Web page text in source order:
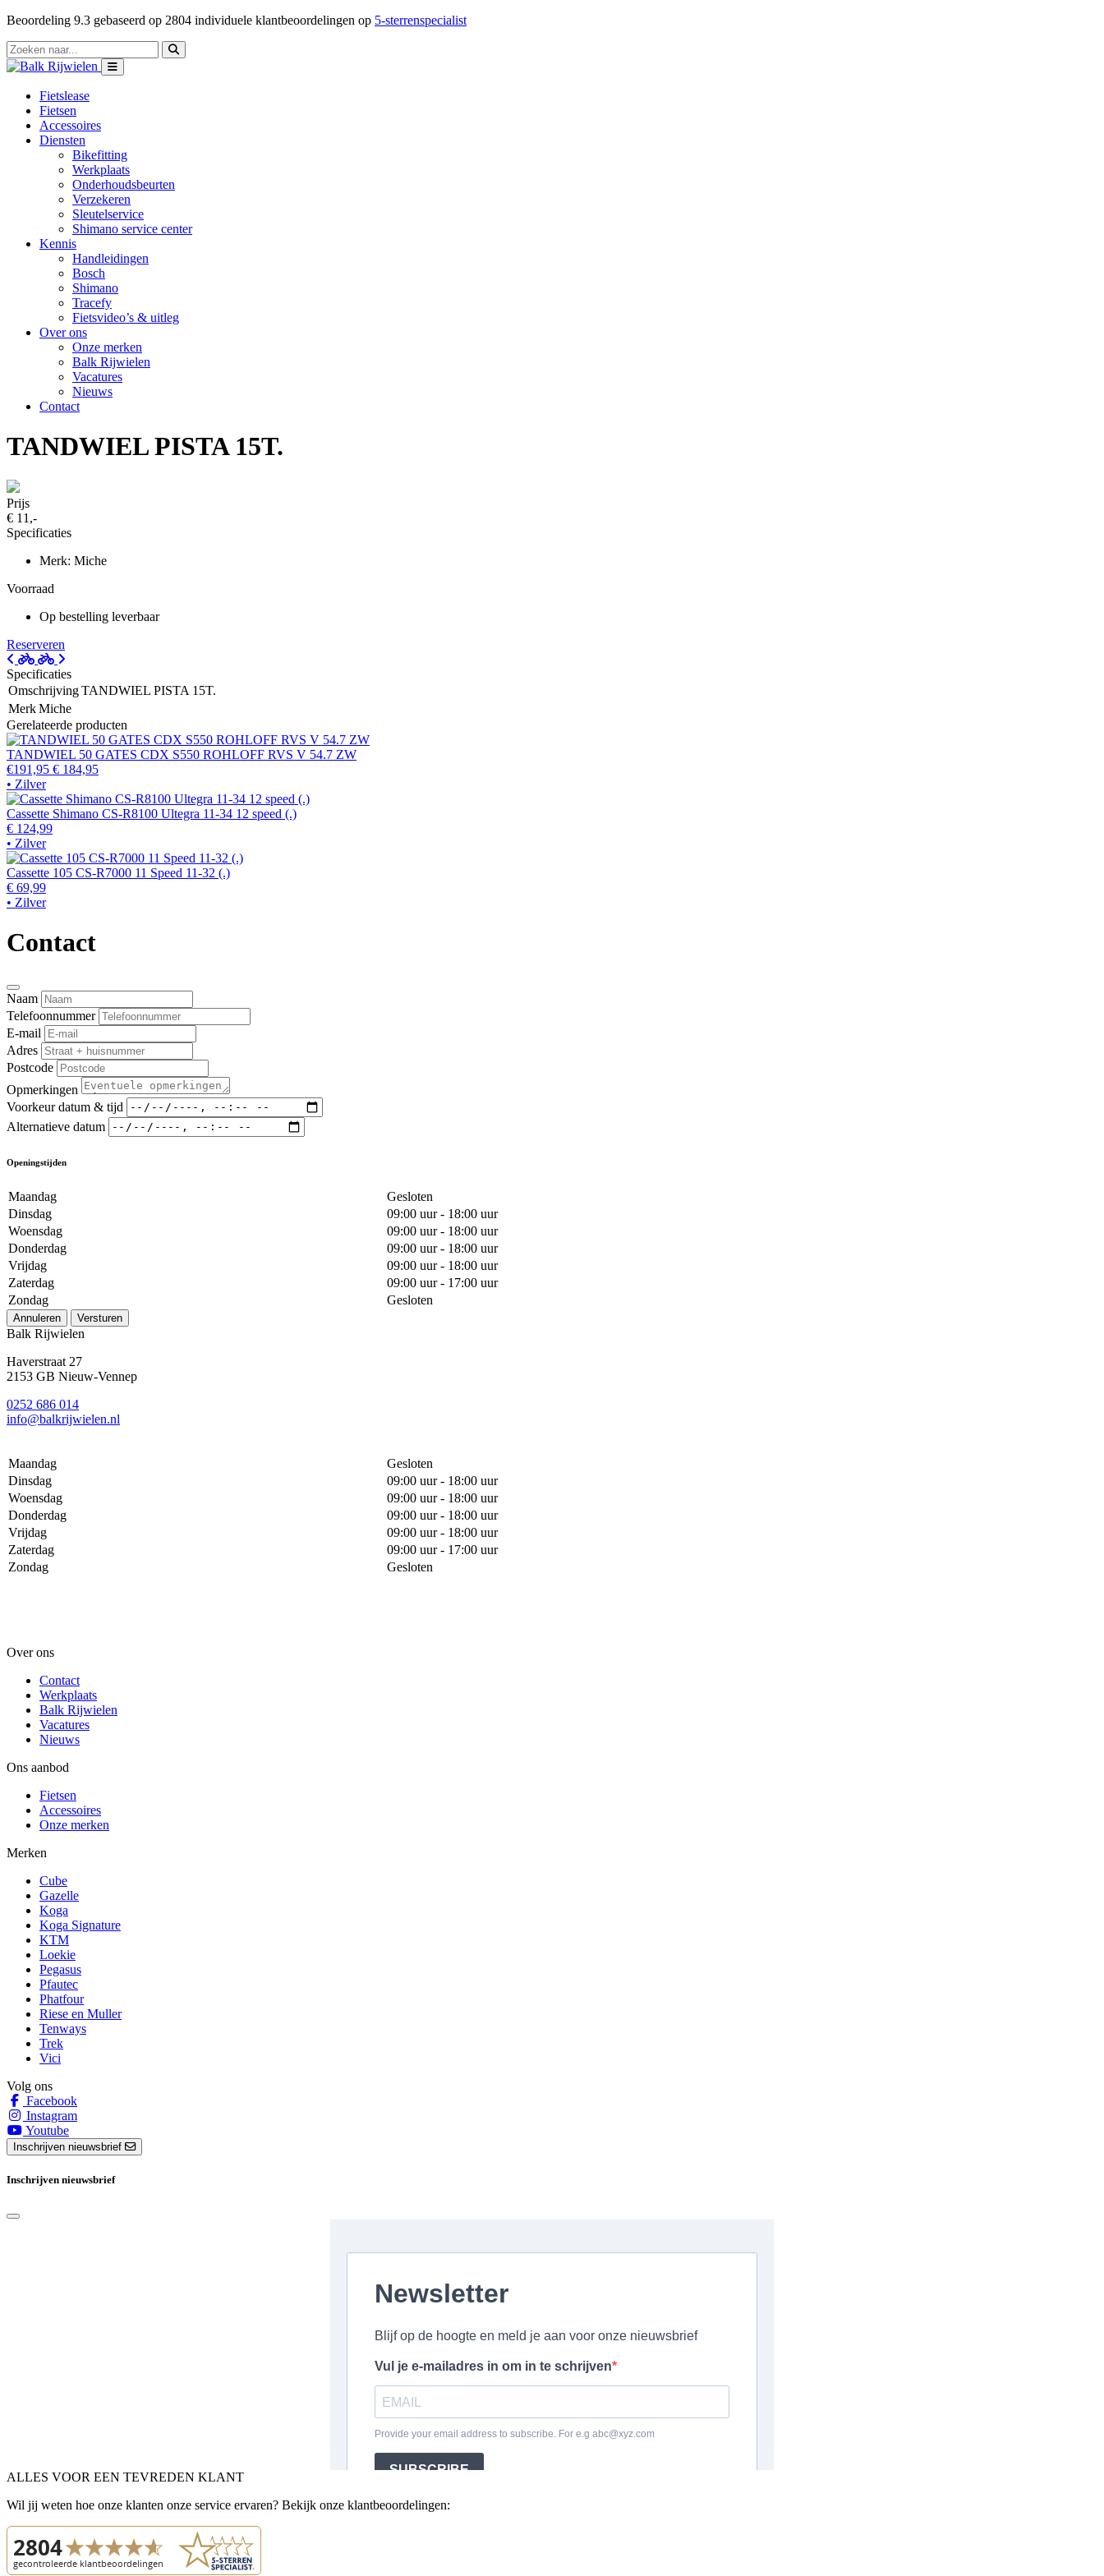
Beoordeling 9.3 gebaseerd op 2804 individuele klantbeoordelingen op 5-sterrenspecialist
Fietslease
Fietsen
Accessoires
Diensten
Bikefitting
Werkplaats
Onderhoudsbeurten
Verzekeren
Sleutelservice
Shimano service center
Kennis
Handleidingen
Bosch
Shimano
Tracefy
Fietsvideo’s & uitleg
Over ons
Onze merken
Balk Rijwielen
Vacatures
Nieuws
Contact
TANDWIEL PISTA 15T.
Prijs
€ 11,-
Specificaties
Merk: Miche
Voorraad
Op bestelling leverbaar
Reserveren
Specificaties
OmschrijvingTANDWIEL PISTA 15T.
MerkMiche
Gerelateerde producten
TANDWIEL 50 GATES CDX S550 ROHLOFF RVS V 54.7 ZW
€191,95 € 184,95
• Zilver
Cassette Shimano CS-R8100 Ultegra 11-34 12 speed (.)
€ 124,99
• Zilver
Cassette 105 CS-R7000 11 Speed 11-32 (.)
€ 69,99
• Zilver
Contact
Naam
Telefoonnummer
E-mail
Adres
Postcode
Opmerkingen
Voorkeur datum & tijd
Alternatieve datum
Openingstijden
Maandag
Gesloten
Dinsdag
09:00 uur - 18:00 uur
Woensdag
09:00 uur - 18:00 uur
Donderdag
09:00 uur - 18:00 uur
Vrijdag
09:00 uur - 18:00 uur
Zaterdag
09:00 uur - 17:00 uur
Zondag
Gesloten
Annuleren Versturen
Balk Rijwielen
Haverstraat 27
2153 GB Nieuw-Vennep
0252 686 014
info@balkrijwielen.nl
Maandag
Gesloten
Dinsdag
09:00 uur - 18:00 uur
Woensdag
09:00 uur - 18:00 uur
Donderdag
09:00 uur - 18:00 uur
Vrijdag
09:00 uur - 18:00 uur
Zaterdag
09:00 uur - 17:00 uur
Zondag
Gesloten
Over ons
Contact
Werkplaats
Balk Rijwielen
Vacatures
Nieuws
Ons aanbod
Fietsen
Accessoires
Onze merken
Merken
Cube
Gazelle
Koga
Koga Signature
KTM
Loekie
Pegasus
Pfautec
Phatfour
Riese en Muller
Tenways
Trek
Vici
Volg ons
Facebook
Instagram
Youtube
Inschrijven nieuwsbrief
Inschrijven nieuwsbrief
ALLES VOOR EEN TEVREDEN KLANT
Wil jij weten hoe onze klanten onze service ervaren? Bekijk onze klantbeoordelingen: